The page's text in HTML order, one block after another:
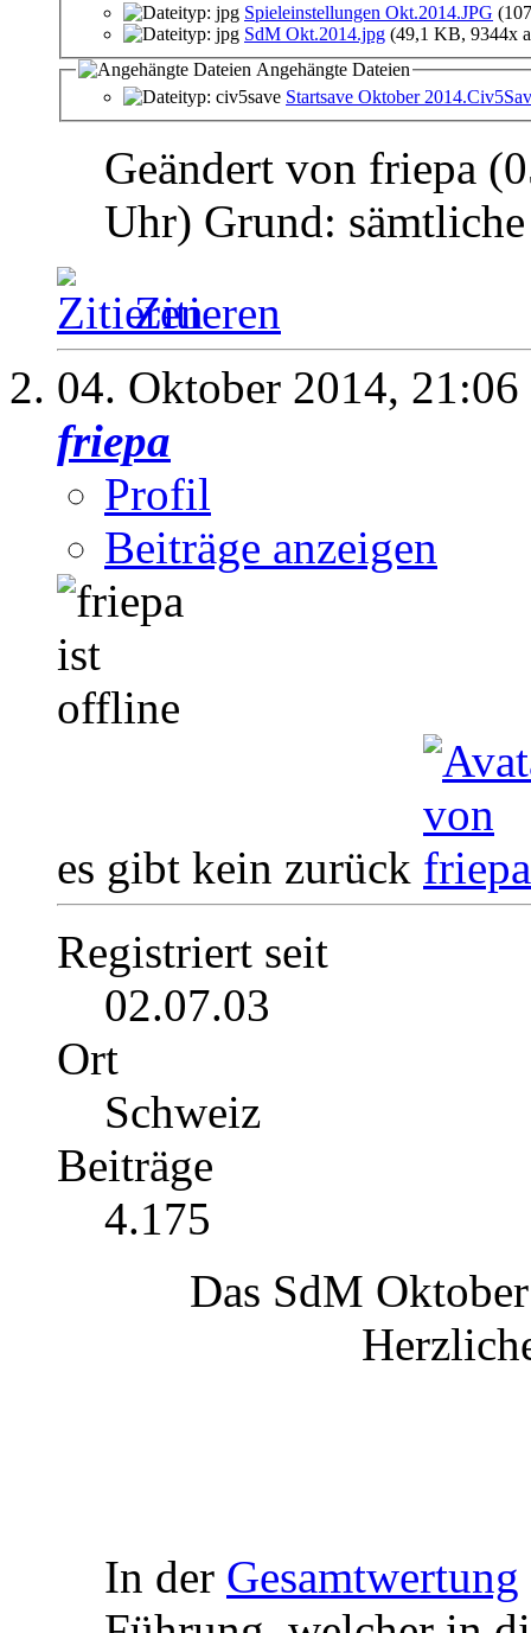
Spieleinstellungen Okt.2014.JPG
SdM Okt.2014.jpg (49,1 KB, 9344x
Angehängte Dateien
Startsave Oktober
Geändert von friepa
Uhr) Grund:
Zitieren
04. Oktober 2014, 21:06
friepa
Profil
Beiträge anzeigen
es gibt kein zurück
Registriert seit
02.07.03
Ort
Schweiz
Beiträge
4.175
Das SdM
In der Gesamtwertung